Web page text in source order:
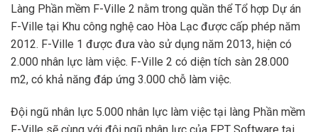
Làng Phần mềm F-Ville 2 nằm trong quần thể Tổ hợp Dự án
F-Ville tại Khu công nghệ cao Hòa Lạc được cấp phép năm
2012. F-Ville 1 được đưa vào sử dụng năm 2013, hiện có
2.000 nhân lực làm việc. F-Ville 2 có diện tích sàn 28.000
m2, có khả năng đáp ứng 3.000 chỗ làm việc.
Đội ngũ nhân lực 5.000 nhân lực làm việc tại làng Phần mềm
F-Ville sẽ cùng với đội ngũ nhân lực của FPT Software tại